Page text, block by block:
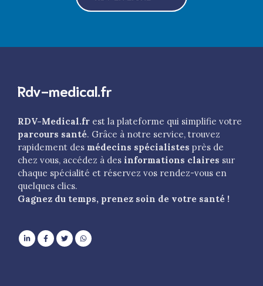
Rdv-medical.fr
RDV-Medical.fr est la plateforme qui simplifie votre
parcours santé. Grâce à notre service, trouvez
rapidement des médecins spécialistes près de
chez vous, accédez à des informations claires sur
chaque spécialité et réservez vos rendez-vous en
quelques clics.
Gagnez du temps, prenez soin de votre santé !